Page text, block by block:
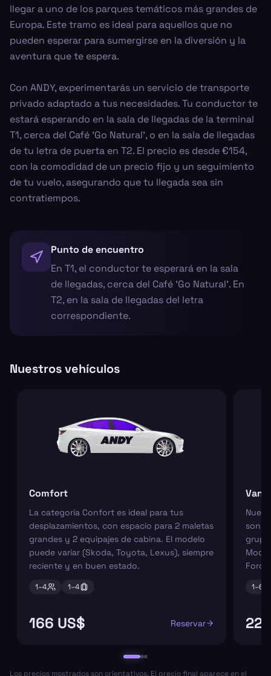
llegar a uno de los parques temáticos más grandes de
Europa. Este tramo es ideal para aquellos que no
pueden esperar para sumergirse en la diversión y la
aventura que te espera.
Con ANDY, experimentarás un servicio de transporte
privado adaptado a tus necesidades. Tu conductor te
estará esperando en la sala de llegadas de la terminal
T1, cerca del Café 'Go Natural', o en la sala de llegadas
de tu letra de puerta en T2. El precio es desde €154,
con la comodidad de un precio fijo y un seguimiento
de tu vuelo, asegurando que tu llegada sea sin
contratiempos.
Punto de encuentro
En T1, el conductor te esperará en la sala
de llegadas, cerca del Café 'Go Natural'. En
T2, en la sala de llegadas del letra
correspondiente.
Nuestros vehículos
Comfort
La categoría Confort es ideal para tus
desplazamientos, con espacio para 2 maletas
grandes y 2 equipajes de cabina. El modelo
puede variar (Skoda, Toyota, Lexus), siempre
reciente y en buen estado.
1–4 1–4
166 US$ Reservar
Van
son
Ford
1–6
Los precios mostrados son orientativos. El precio final aparece en el